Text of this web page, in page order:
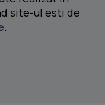
site-ul esti de
.